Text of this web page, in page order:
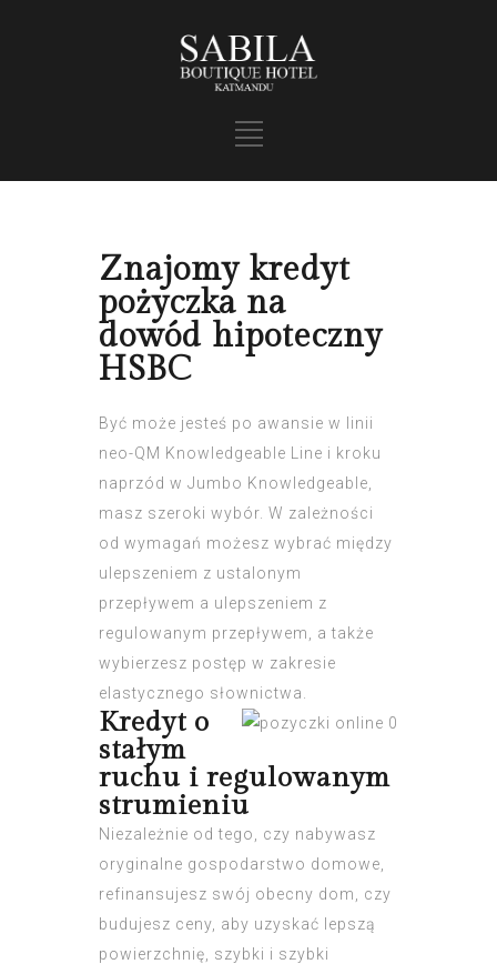
Znajomy kredyt
pożyczka na
dowód hipoteczny
HSBC
Być może jesteś po awansie w linii
neo-QM Knowledgeable Line i kroku
naprzód w Jumbo Knowledgeable,
masz szeroki wybór. W zależności
od wymagań możesz wybrać między
ulepszeniem z ustalonym
przepływem a ulepszeniem z
regulowanym przepływem, a także
wybierzesz postęp w zakresie
elastycznego słownictwa.
Kredyt o
stałym
ruchu i regulowanym
strumieniu
Niezależnie od tego, czy nabywasz
oryginalne gospodarstwo domowe,
refinansujesz swój obecny dom, czy
budujesz ceny, aby uzyskać lepszą
powierzchnię, szybki i szybki